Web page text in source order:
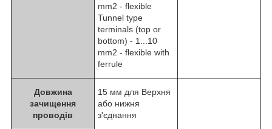
mm2 - flexible
Tunnel type
terminals (top or
bottom) - 1...10
mm2 - flexible with
ferrule
Довжина
зачищення
проводів
15 мм для Верхня
або нижня
з'єднання